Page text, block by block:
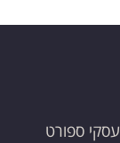
עסקי ספורט